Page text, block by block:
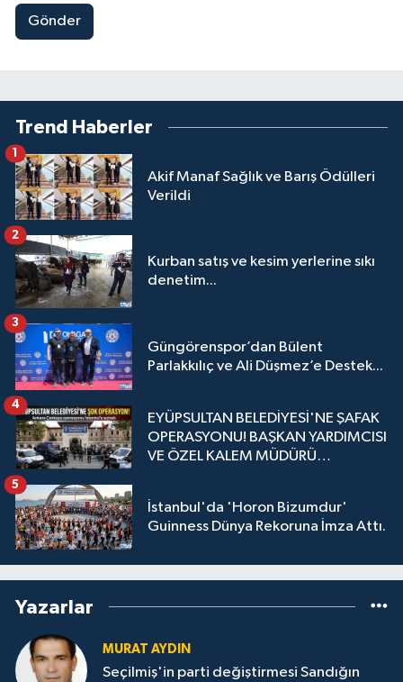
Gönder
Trend Haberler
Akif Manaf Sağlık ve Barış Ödülleri
Verildi
1
Kurban satış ve kesim yerlerine sıkı
denetim...
2
Güngörenspor’dan Bülent
Parlakkılıç ve Ali Düşmez’e Destek...
3
EYÜPSULTAN BELEDİYESİ'NE ŞAFAK
OPERASYONU! BAŞKAN YARDIMCISI
VE ÖZEL KALEM MÜDÜRÜ
4
İstanbul'da 'Horon Bizumdur'
Guinness Dünya Rekoruna İmza Attı.
5
Yazarlar
MURAT AYDIN
Seçilmiş'in parti değiştirmesi Sandığın